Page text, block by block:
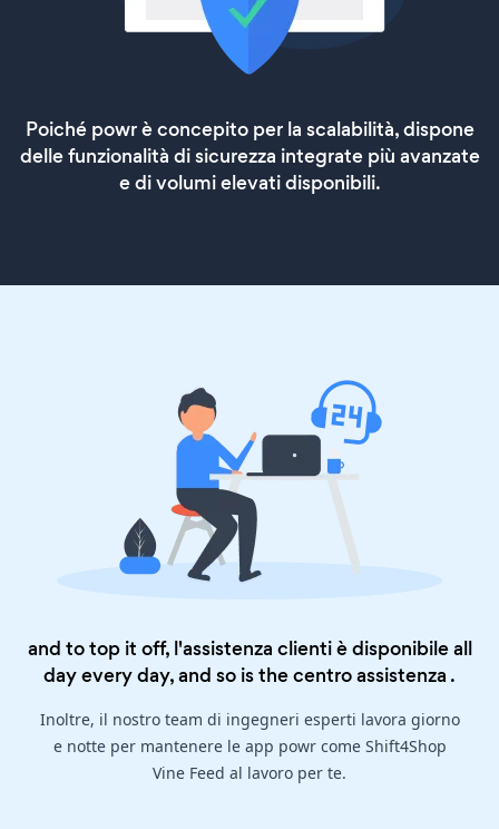
Poiché powr è concepito per la scalabilità, dispone
delle funzionalità di sicurezza integrate più avanzate
e di volumi elevati disponibili.
and to top it off, l'assistenza clienti è disponibile all
day every day, and so is thecentro assistenza .
Inoltre, il nostro team di ingegneri esperti lavora giorno
e notte per mantenere le app powr come Shift4Shop
Vine Feed al lavoro per te.